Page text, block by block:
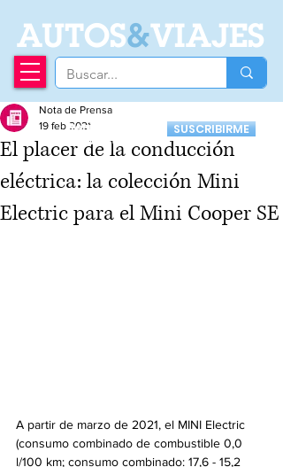
AUTOS&VIAJES
Recibí nuestro
Newsletter
SUSCRIBIRME
El placer de la conducción
eléctrica: la colección Mini
Electric para el Mini Cooper SE
Nota de Prensa
19 feb 2021
A partir de marzo de 2021, el MINI Electric
(consumo combinado de combustible 0,0
l/100 km; consumo combinado: 17,6 - 15,2